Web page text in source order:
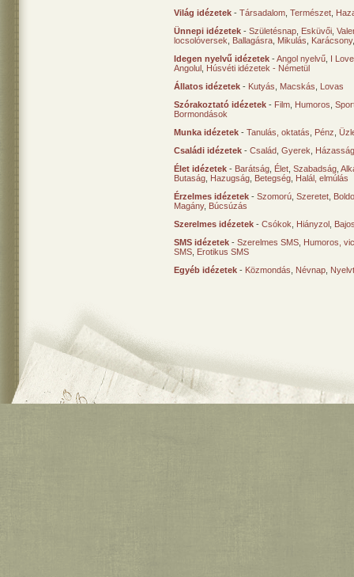
Világ idézetek - Társadalom Természet
Ünnepi idézetek - Születésnap Esküvői
locsolóversek
Ballagásra Mikulás Karácsony
Idegen nyelvű idézetek -Angol nyelvű I
Angolul Húsvéti idézetek - Németül
Állatos idézetek - Kutyás Macskás
Lovas
Szórakoztató idézetek - Film Humoros
Bormondások
Munka idézetek - Tanulás, oktatás Pénz
Családi idézetek - Család Gyerek
Élet idézetek - Barátság Élet Szabadság
Butaság Hazugság Betegség Halál, elmúlás
Érzelmes idézetek - Szomorú Szeretet
Magány, Búcsúzás
Szerelmes idézetek - Csókok Hiányzol
SMS idézetek - Szerelmes SMS Humoros,
SMS Erotikus SMS
Egyéb idézetek - Közmondás Névnap